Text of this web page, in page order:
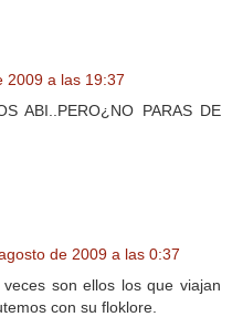
2009 a las 19:37
ABI..PERO¿NO PARAS DE
de 2009 a las 0:37
son ellos los que viajan
con su floklore.